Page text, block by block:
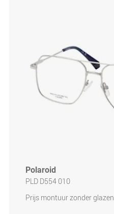
Polaroid
PLD D554 010
Prijs montuur zonder glazen